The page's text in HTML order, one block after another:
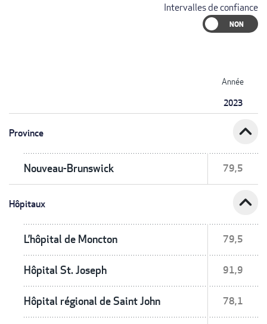
Intervalles de confiance
Année
2023
Province expand_less
Nouveau-Brunswick 79,5
Hôpitaux expand_less
L’hôpital de Moncton 79,5
Hôpital St. Joseph 91,9
Hôpital régional de Saint John 78,1